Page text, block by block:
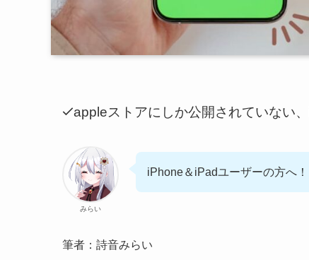
appleストアにしか公開されていない、
みらい
iPhone＆iPadユーザーの方へ！
筆者：詩音みらい